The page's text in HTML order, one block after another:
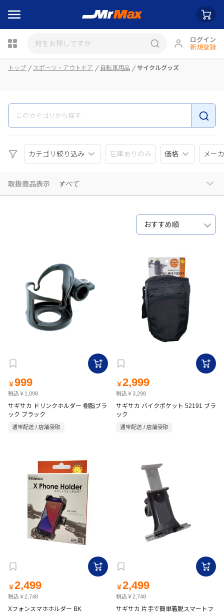
ログイン
新規登録
瓶詰
トップ スポーツ・アウトドア 自転車用品 サイクルグッズ
カテゴリ絞り込み 在庫ありのみ 価格 メー
取扱商品表示 すべて
おすすめ順
￥999
税込￥1,098
サギサカ ドリンクホルダー 樹脂ブラ
ック ブラック
通常配送 / 店舗受取
￥2,999
税込￥3,298
サギサカ バイクポケット 52191 ブラ
ック
通常配送 / 店舗受取
￥2,499
税込￥2,748
Xフォンスマホホルダー BK
￥2,499
税込￥2,748
サギサカ 片手で簡単着脱スマートフ